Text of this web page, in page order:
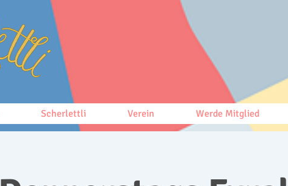
Scherlettli Verein Werde Mitglied